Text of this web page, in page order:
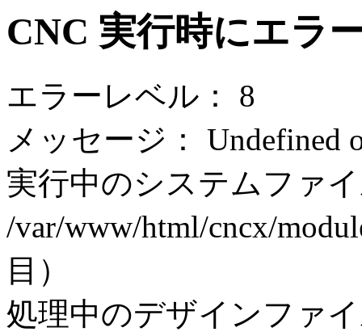
CNC 実行時にエラ
エラーレベル： 8
メッセージ： Undefined
実行中のシステムファ
/var/www/html/cncx/
目）
処理中のデザインファ